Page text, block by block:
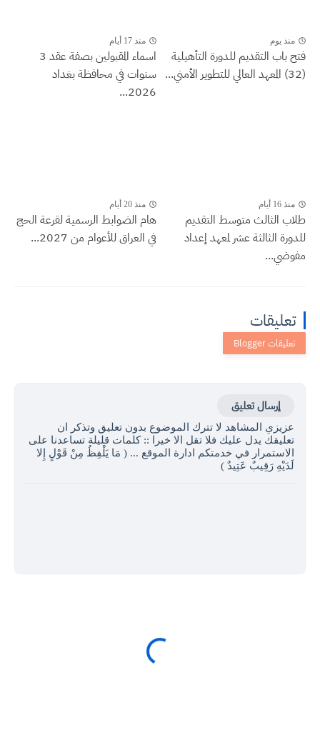
منذ يوم
فتح باب التقديم للدورة التأهيلية
(32) المعهد العالي للتطوير الأمني...
منذ 17 أيام
اسماء المقبولين بصفة عقد 3
سنوات في محافظة بغداد
2026...
منذ 16 أيام
طلاب الثالث متوسط التقديم
للدورة الثالثة عشر لمعهد إعداد
مفوضي...
منذ 20 أيام
هام الضوابط الرسمية لقرعة الحج
في العراق للأعوام من 2027...
تعليقات
إرسال تعليق
عزيزي المشاهد لا تترك الموضوع بدون تعليق وتذكر ان
تعليقك يدل عليك فلا تقل الا خيرا :: كلمات قليلة تساعدنا على
الاستمرار في خدمتكم ادارة الموقع ... ( مَا يَلْفِظُ مِنْ قَوْلٍ إِلا
لَدَيْهِ رَقِيبٌ عَتِيدٌ )